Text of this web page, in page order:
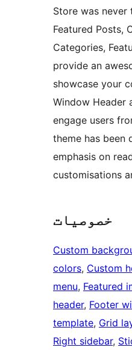
Store was never
Featured Posts,
Categories,
provide an
showcase your
Window Header
engage users
theme has been
emphasis on
customisations
خصوصیات
Custom
colors, Custom
menu, Featured
header, Footer
template, Grid
Right sidebar,